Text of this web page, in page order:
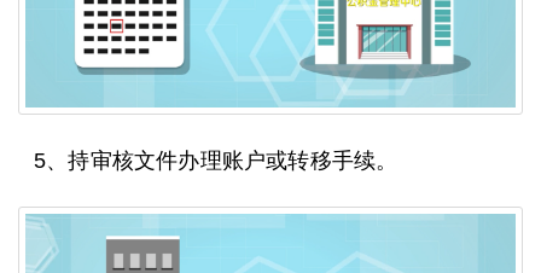
5、持审核文件办理账户或转移手续。